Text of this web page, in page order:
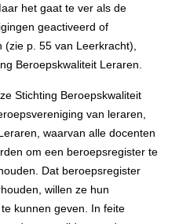
het gaat te ver als de
geactiveerd of
p. 55 van Leerkracht),
Beroepskwaliteit Leraren.
Stichting Beroepskwaliteit
van leraren,
waarvan alle docenten
om een beroepsregister te
Dat beroepsregister
willen ze hun
kunnen geven. In feite